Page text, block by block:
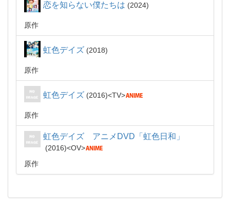
恋を知らない僕たちは 2024
原作
虹色デイズ 2018
原作
虹色デイズ 2016 TV
原作
虹色デイズ アニメDVD「虹色日和」
2016
OV
原作